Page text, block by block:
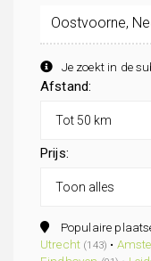
Je zoekt in de
Afstand:
Prijs:
Populaire
Utrecht (143) •